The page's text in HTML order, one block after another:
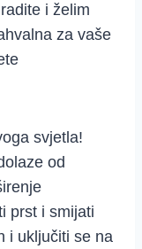
i želim
za vaše
svjetla!
od
prst i smijati
i uključiti se na